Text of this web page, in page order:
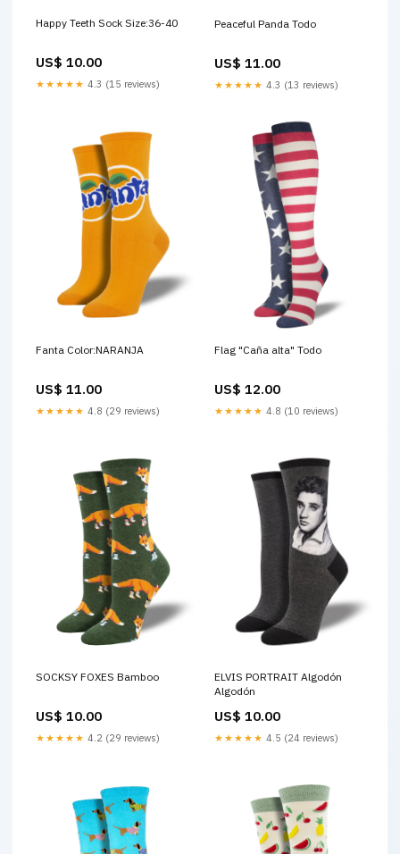
Happy Teeth Sock Size:36-40
US$ 10.00
★★★★★ 4.3 (15 reviews)
Peaceful Panda Todo
US$ 11.00
★★★★★ 4.3 (13 reviews)
Fanta Color:NARANJA
US$ 11.00
★★★★★ 4.8 (29 reviews)
Flag "Caña alta" Todo
US$ 12.00
★★★★★ 4.8 (10 reviews)
SOCKSY FOXES Bamboo
US$ 10.00
★★★★★ 4.2 (29 reviews)
ELVIS PORTRAIT Algodón
Algodón
US$ 10.00
★★★★★ 4.5 (24 reviews)